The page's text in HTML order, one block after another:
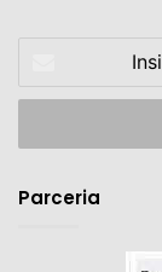
seu
de
Parceria